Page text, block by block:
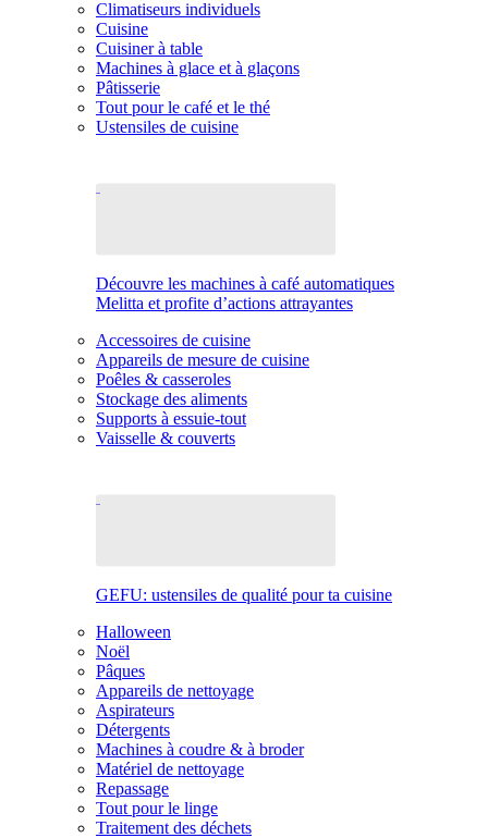
Climatiseurs individuels
Cuisine
Cuisiner à table
Machines à glace et à glaçons
Pâtisserie
Tout pour le café et le thé
Ustensiles de cuisine
Découvre les machines à café automatiques
Melitta et profite d’actions attrayantes
Accessoires de cuisine
Appareils de mesure de cuisine
Poêles & casseroles
Stockage des aliments
Supports à essuie-tout
Vaisselle & couverts
GEFU: ustensiles de qualité pour ta cuisine
Halloween
Noël
Pâques
Appareils de nettoyage
Aspirateurs
Détergents
Machines à coudre & à broder
Matériel de nettoyage
Repassage
Tout pour le linge
Traitement des déchets